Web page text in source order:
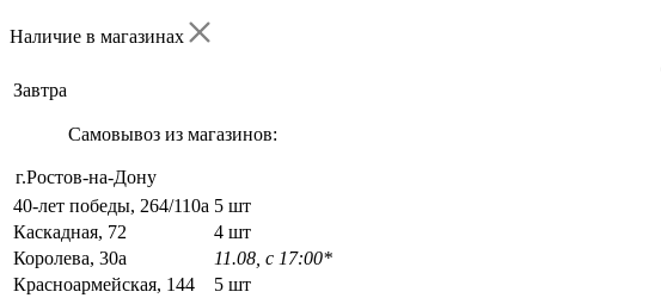
Наличие в магазинах
Завтра
Самовывоз из магазинов:
г.Ростов-на-Дону
40-лет победы, 264/110а 5 шт
Каскадная, 72
4 шт
Королева, 30а
11.08, с 17:00*
Красноармейская, 144
5 шт